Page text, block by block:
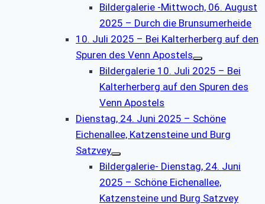
Bildergalerie -Mittwoch, 06. August
2025 – Durch die Brunsumerheide
10. Juli 2025 – Bei Kalterherberg auf den
Spuren des Venn Apostels
Bildergalerie 10. Juli 2025 – Bei
Kalterherberg auf den Spuren des
Venn Apostels
Dienstag, 24. Juni 2025 – Schöne
Eichenallee, Katzensteine und Burg
Satzvey
Bildergalerie- Dienstag, 24. Juni
2025 – Schöne Eichenallee,
Katzensteine und Burg Satzvey